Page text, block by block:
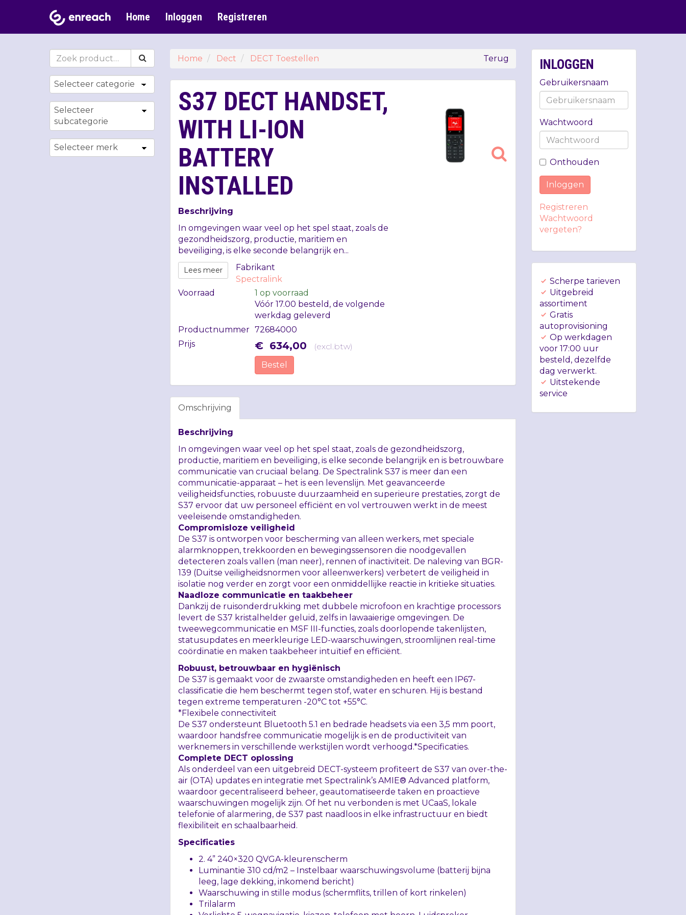
Home Inloggen Registreren
Terug
Home Dect DECT Toestellen
S37 DECT HANDSET,
WITH LI-ION
BATTERY
INSTALLED
Beschrijving
In omgevingen waar veel op het spel staat, zoals de
gezondheidszorg, productie, maritiem en
beveiliging, is elke seconde belangrijk en...
Lees meer
Fabrikant
Spectralink
Voorraad
1op voorraad
Vóór 17.00 besteld, de volgende
werkdag geleverd
Productnummer 72684000
Prijs
€ 634,00 (excl.btw)
Bestel
Omschrijving
Beschrijving
In omgevingen waar veel op het spel staat, zoals de gezondheidszorg,
productie, maritiem en beveiliging, is elke seconde belangrijk en is betrouwbare
communicatie van cruciaal belang. De Spectralink S37 is meer dan een
communicatie-apparaat – het is een levenslijn. Met geavanceerde
veiligheidsfuncties, robuuste duurzaamheid en superieure prestaties, zorgt de
S37 ervoor dat uw personeel efficiënt en vol vertrouwen werkt in de meest
veeleisende omstandigheden.
Compromisloze veiligheid
De S37 is ontworpen voor bescherming van alleen werkers, met speciale
alarmknoppen, trekkoorden en bewegingssensoren die noodgevallen
detecteren zoals vallen (man neer), rennen of inactiviteit. De naleving van BGR-
139 (Duitse veiligheidsnormen voor alleenwerkers) verbetert de veiligheid in
isolatie nog verder en zorgt voor een onmiddellijke reactie in kritieke situaties.
Naadloze communicatie en taakbeheer
Dankzij de ruisonderdrukking met dubbele microfoon en krachtige processors
levert de S37 kristalhelder geluid, zelfs in lawaaierige omgevingen. De
tweewegcommunicatie en MSF III-functies, zoals doorlopende takenlijsten,
statusupdates en meerkleurige LED-waarschuwingen, stroomlijnen real-time
coördinatie en maken taakbeheer intuïtief en efficiënt.
Robuust, betrouwbaar en hygiënisch
De S37 is gemaakt voor de zwaarste omstandigheden en heeft een IP67-
classificatie die hem beschermt tegen stof, water en schuren. Hij is bestand
tegen extreme temperaturen -20°C tot +55°C.
*Flexibele connectiviteit
De S37 ondersteunt Bluetooth 5.1 en bedrade headsets via een 3,5 mm poort,
waardoor handsfree communicatie mogelijk is en de productiviteit van
werknemers in verschillende werkstijlen wordt verhoogd.*Specificaties.
Complete DECT oplossing
Als onderdeel van een uitgebreid DECT-systeem profiteert de S37 van over-the-
air (OTA) updates en integratie met Spectralink’s AMIE® Advanced platform,
waardoor gecentraliseerd beheer, geautomatiseerde taken en proactieve
waarschuwingen mogelijk zijn. Of het nu verbonden is met UCaaS, lokale
telefonie of alarmering, de S37 past naadloos in elke infrastructuur en biedt
flexibiliteit en schaalbaarheid.
Specificaties
2. 4” 240×320 QVGA-kleurenscherm
Luminantie 310 cd/m2 – Instelbaar waarschuwingsvolume (batterij bijna
leeg, lage dekking, inkomend bericht)
Waarschuwing in stille modus (schermflits, trillen of kort rinkelen)
Trilalarm
INLOGGEN
Gebruikersnaam
Wachtwoord
Onthouden
Inloggen
Registreren
Wachtwoord
vergeten?
Scherpe tarieven
Uitgebreid
assortiment
Gratis
autoprovisioning
Op werkdagen
voor 17:00 uur
besteld, dezelfde
dag verwerkt.
Uitstekende
service